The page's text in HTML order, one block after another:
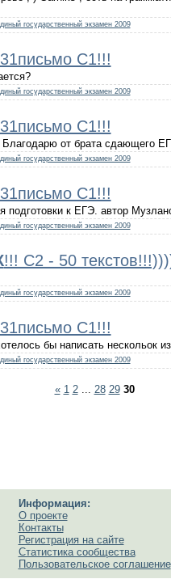
государственный экзамен 2009
С1!!!
государственный экзамен 2009
С1!!!
Благодарю от брата сдающего
государственный экзамен 2009
С1!!!
подготовки к ЕГЭ. автор
государственный экзамен 2009
!!! С2 - 50
государственный экзамен 2009
С1!!!
бы написать нескольок
государственный экзамен 2009
« 1 2 28 29 30
Информация:
О проекте
Контакты
Регистрация на сайте
Статистика сообщества
Пользовательское соглашение